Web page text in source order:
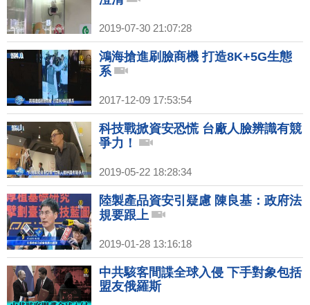
2019-07-30 21:07:28
鴻海搶進刷臉商機 打造8K+5G生態
系
2017-12-09 17:53:54
科技戰掀資安恐慌 台廠人臉辨識有競
爭力！
2019-05-22 18:28:34
陸製產品資安引疑慮 陳良基：政府法
規要跟上
2019-01-28 13:16:18
中共駭客間諜全球入侵 下手對象包括
盟友俄羅斯